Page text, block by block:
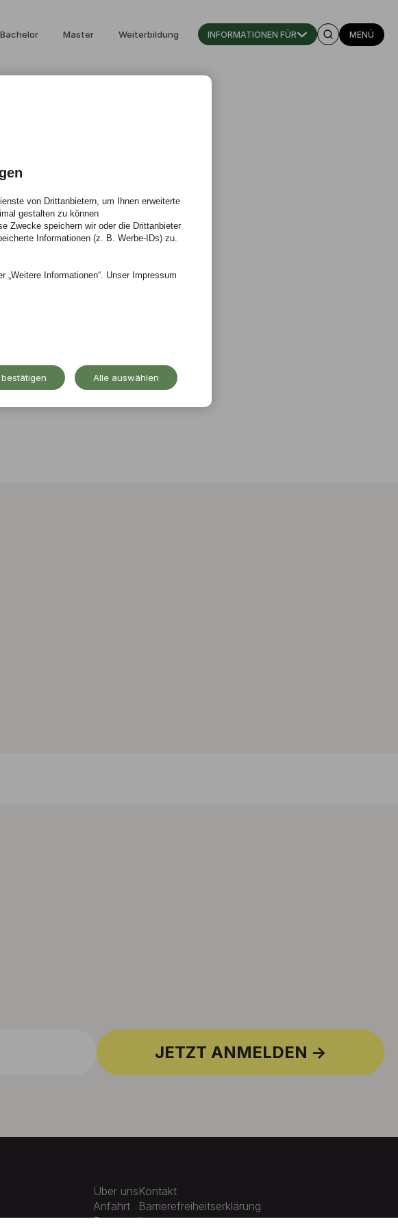
Bachelor Master Weiterbildung INFORMATIONEN FÜR MENÜ
JETZT ANMELDEN
Über uns
Anfahrt
Presse
Kontakt
Barrierefreiheitserklärung
Impressum
von Drittanbietern, um Ihnen erweiterte
gestalten zu können
Zwecke speichern wir oder die Drittanbieter
Informationen (z. B. Werbe-IDs) zu.
„Weitere Informationen“. Unser Impressum
Alle auswählen